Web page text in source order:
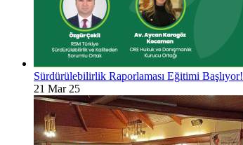
Sürdürülebilirlik Raporlaması Eğitimi Başlıyor!
21 Mar 25